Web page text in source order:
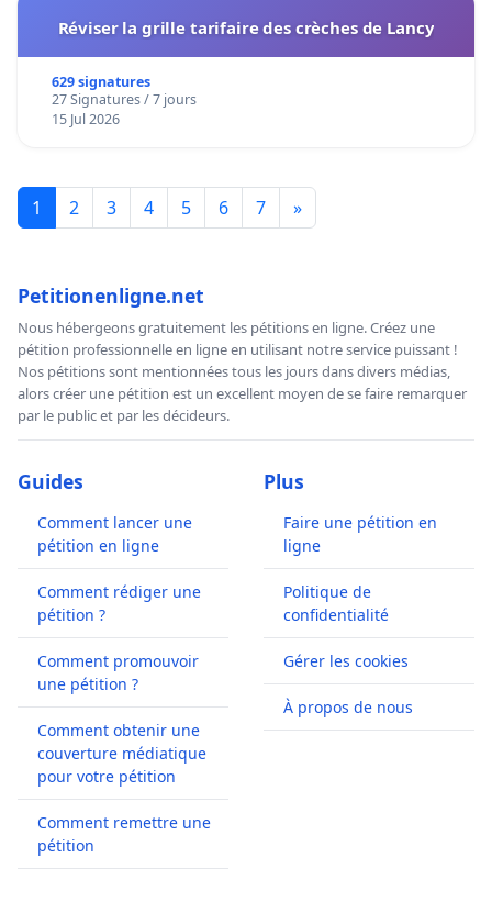
Réviser la grille tarifaire des crèches de Lancy
629 signatures
27 Signatures / 7 jours
15 Jul 2026
1 2 3 4 5 6 7 »
Petitionenligne.net
Nous hébergeons gratuitement les pétitions en ligne. Créez une
pétition professionnelle en ligne en utilisant notre service puissant !
Nos pétitions sont mentionnées tous les jours dans divers médias,
alors créer une pétition est un excellent moyen de se faire remarquer
par le public et par les décideurs.
Guides
Comment lancer une
pétition en ligne
Comment rédiger une
pétition ?
Comment promouvoir
une pétition ?
Comment obtenir une
couverture médiatique
pour votre pétition
Comment remettre une
pétition
Plus
Faire une pétition en
ligne
Politique de
confidentialité
Gérer les cookies
À propos de nous